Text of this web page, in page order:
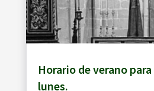
Horario de verano
lunes.